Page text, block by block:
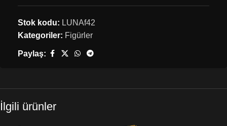
Stok kodu: LUNAf42
Kategoriler: Figürler
Paylaş:
İlgili ürünler